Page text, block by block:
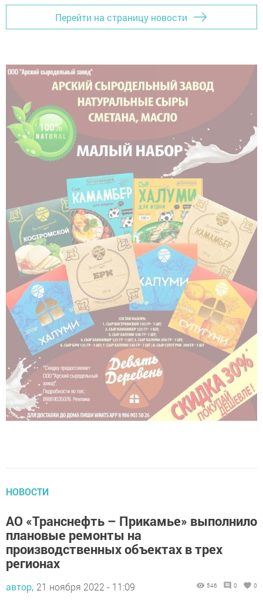
Перейти на страницу новости
НОВОСТИ
АО «Транснефть – Прикамье» выполнило
плановые ремонты на
производственных объектах в трех
регионах
автор, 21 ноября 2022 - 11:09 546 0 0